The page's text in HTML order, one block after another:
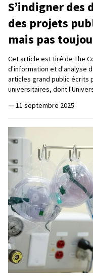
S’indigner des
des projets
mais pas
Cet article est tiré de The
d'information et d'analyse
articles grand public écrits
universitaires, dont
— 11 septembre 2025